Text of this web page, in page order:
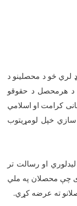
لري څو د محصلینو د
د هرمحصل د حقوقو
کرامت او اسلامي
سازي خپل لومړیتوب
او رسالت تر
چې محصلان په ملي
ته عرضه کړي.